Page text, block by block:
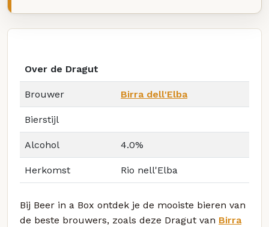
Over de Dragut
Brouwer Birra dell'Elba
Bierstijl
Alcohol 4.0%
Herkomst Rio nell'Elba
Bij Beer in a Box ontdek je de mooiste bieren van
de beste brouwers, zoals deze Dragut van Birra